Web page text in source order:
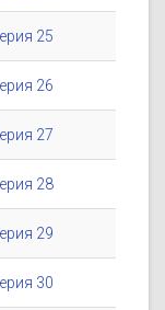
25
26
27
28
29
30